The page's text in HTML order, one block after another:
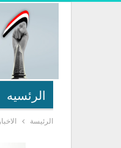
الرئسيه
الرئيسة الاخبار